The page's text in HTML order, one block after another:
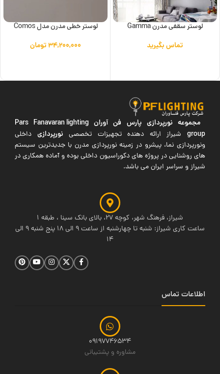
لوستر سقفی مدرن Gamma
تماس بگیرید
لوستر خطی مدرن مدل Comos
۳۴,۲۰۰,۰۰۰تومان
مجموعه نورپردازی پارس فن آوران Pars Fanavaran lighting
groupشیراز ارائه دهنده تجهیزات تخصصی نورپردازی داخلی
ونورپردازی نما، پیشرو در زمینه نورپردازی مدرن با جدیدترین سیستم
های روشنایی در پروژه های دکوراسیون داخلی بوده و آماده همکاری در
شیراز و سراسر ایران می باشد.
شیراز، فرهنگ شهر، کوچه 27، بالای بانک سینا ، طبقه 1
ساعت کاری شیراز: شنبه تا چهارشنبه از ساعت 9 الی 18 پنج شنبه 9 الی
14
اطلاعات تماس
09197746534
مشاوره و پشتیبانی